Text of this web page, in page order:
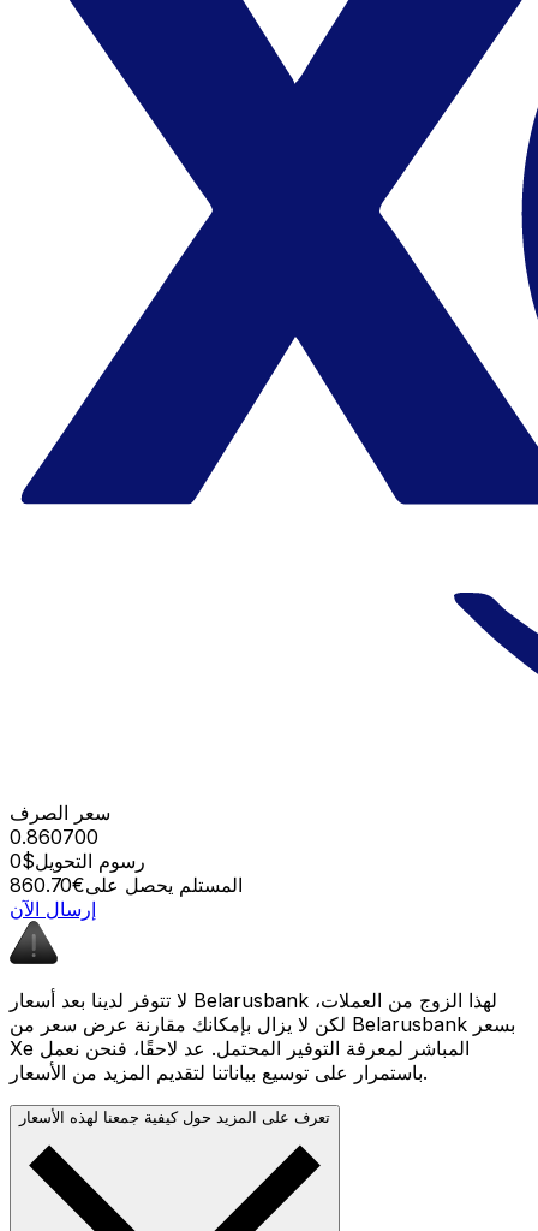
سعر الصرف
0.860700
رسوم التحويل$0
المستلم يحصل على€860.70
إرسال الآن
لا تتوفر لدينا بعد أسعار Belarusbank لهذا الزوج من العملات،
لكن لا يزال بإمكانك مقارنة عرض سعر من Belarusbank بسعر
Xe المباشر لمعرفة التوفير المحتمل. عد لاحقًا، فنحن نعمل
باستمرار على توسيع بياناتنا لتقديم المزيد من الأسعار.
تعرف على المزيد حول كيفية جمعنا لهذه الأسعار